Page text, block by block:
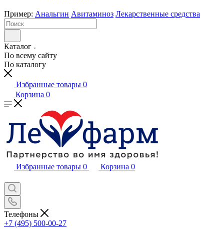
Пример: Анальгин Авитаминоз Лекарственные средства
Каталог
По всему сайту
По каталогу
Избранные товары 0
Корзина 0
Избранные товары 0 Корзина 0
Телефоны
+7 (495) 500-00-27